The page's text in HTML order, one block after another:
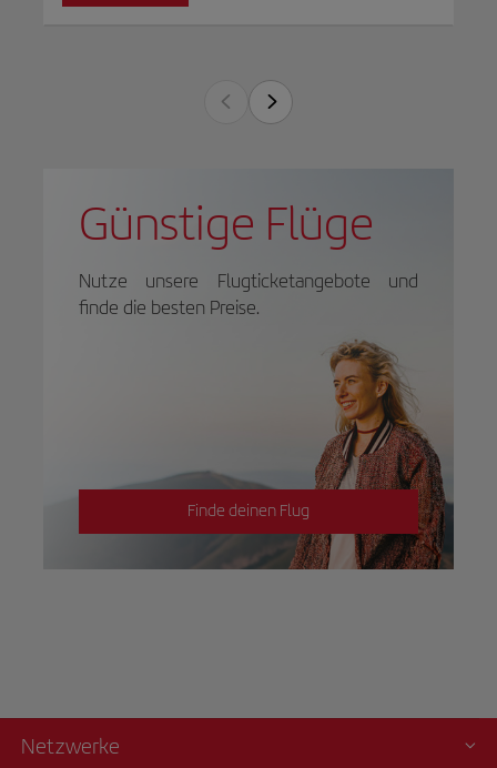
Günstige Flüge
Nutze unsere Flugticketangebote und
finde die besten Preise.
Finde deinen Flug
Netzwerke